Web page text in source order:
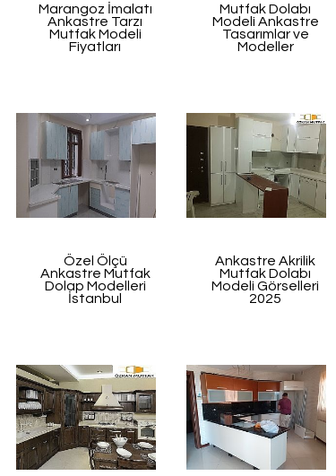
Marangoz İmalatı
Ankastre Tarzı
Mutfak Modeli
Fiyatları
Mutfak Dolabı
Modeli Ankastre
Tasarımlar ve
Modeller
Özel Ölçü
Ankastre Mutfak
Dolap Modelleri
İstanbul
Ankastre Akrilik
Mutfak Dolabı
Modeli Görselleri
2025